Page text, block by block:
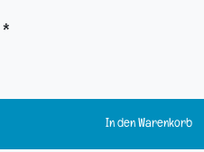
*
In den Warenkorb